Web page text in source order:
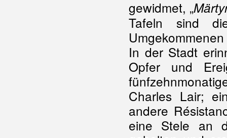
gewidmet, „
Tafeln sind
In der Stadt
Opfer und
Charles Lair;
andere
eine Stele an